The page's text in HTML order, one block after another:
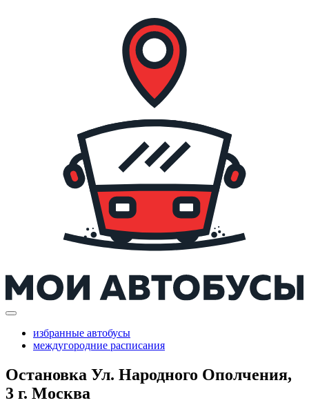
избранные автобусы
междугородние расписания
Остановка Ул. Народного Ополчения,
3 г. Москва